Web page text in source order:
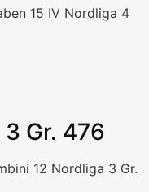
15 IV Nordliga 4
Gr. 476
12 Nordliga 3 Gr.